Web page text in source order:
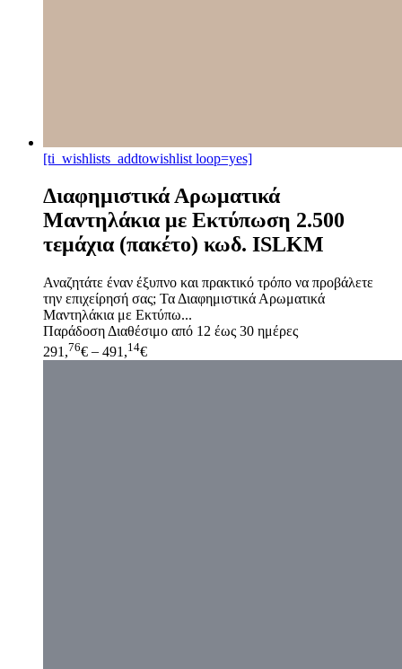
[ti_wishlists_addtowishlist loop=yes]
Διαφημιστικά Αρωματικά
Μαντηλάκια με Εκτύπωση 2.500
τεμάχια (πακέτο) κωδ. ISLKM
Αναζητάτε έναν έξυπνο και πρακτικό τρόπο να προβάλετε
την επιχείρησή σας; Τα Διαφημιστικά Αρωματικά
Μαντηλάκια με Εκτύπω...
Παράδοση Διαθέσιμο από 12 έως 30 ημέρες
291,76€ – 491,14€